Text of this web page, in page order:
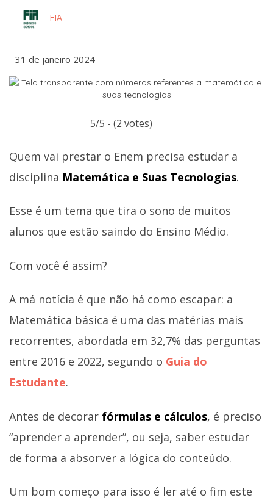
FIA
31 de janeiro 2024
5/5 - (2 votes)
Quem vai prestar o Enem precisa estudar a
disciplina Matemática e Suas Tecnologias.
Esse é um tema que tira o sono de muitos
alunos que estão saindo do Ensino Médio.
Com você é assim?
A má notícia é que não há como escapar: a
Matemática básica é uma das matérias mais
recorrentes, abordada em 32,7% das perguntas
entre 2016 e 2022, segundo o Guia do
Estudante.
Antes de decorar fórmulas e cálculos, é preciso
“aprender a aprender”, ou seja, saber estudar
de forma a absorver a lógica do conteúdo.
Um bom começo para isso é ler até o fim este